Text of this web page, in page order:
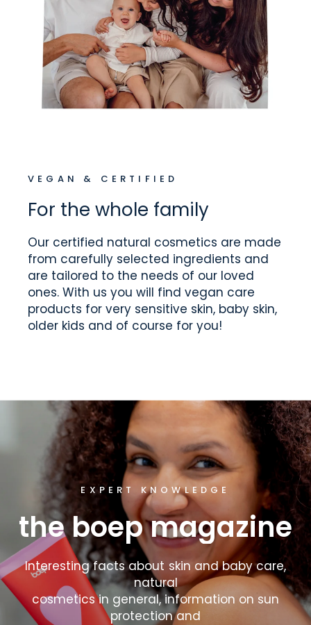
VEGAN & CERTIFIED
For the whole family
Our certified natural cosmetics are made
from carefully selected ingredients and
are tailored to the needs of our loved
ones. With us you will find vegan care
products for very sensitive skin, baby skin,
older kids and of course for you!
A NEW ERA OF NATURAL COSMETICS
the boepmedseries
Proven active ingredients from medicine
combined with
certified,
vegan ingredients
EXPERT KNOWLEDGE
theboepmagazine
Interesting facts about skin and baby care,
natural
cosmetics in general, information on sun
protection and